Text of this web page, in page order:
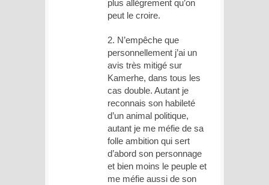
plus allègrement qu’on
peut le croire.
2. N’empêche que
personnellement j’ai un
avis très mitigé sur
Kamerhe, dans tous les
cas double. Autant je
reconnais son habileté
d’un animal politique,
autant je me méfie de sa
folle ambition qui sert
d’abord son personnage
et bien moins le peuple et
me méfie aussi de son